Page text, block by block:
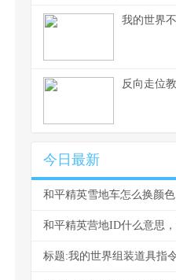
我的世界
反向走位
今日最新
和平精英营地ID什么意思